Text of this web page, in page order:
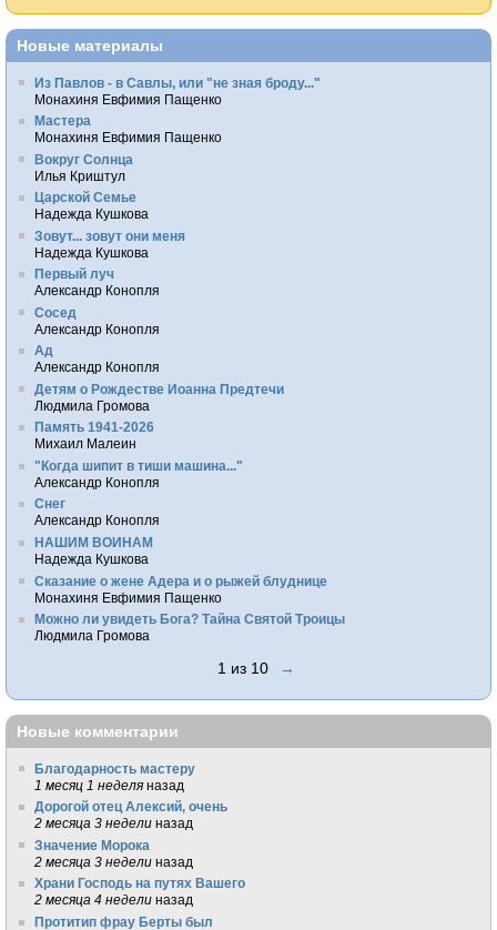
Новые материалы
Из Павлов - в Савлы, или "не зная броду..."
Монахиня Евфимия Пащенко
Мастера
Монахиня Евфимия Пащенко
Вокруг Солнца
Илья Криштул
Царской Семье
Надежда Кушкова
Зовут... зовут они меня
Надежда Кушкова
Первый луч
Александр Конопля
Сосед
Александр Конопля
Ад
Александр Конопля
Детям о Рождестве Иоанна Предтечи
Людмила Громова
Память 1941-2026
Михаил Малеин
"Когда шипит в тиши машина..."
Александр Конопля
Снег
Александр Конопля
НАШИМ ВОИНАМ
Надежда Кушкова
Сказание о жене Адера и о рыжей блуднице
Монахиня Евфимия Пащенко
Можно ли увидеть Бога? Тайна Святой Троицы
Людмила Громова
1 из 10 →
Новые комментарии
Благодарность мастеру
1 месяц 1 неделя назад
Дорогой отец Алексий, очень
2 месяца 3 недели назад
Значение Морока
2 месяца 3 недели назад
Храни Господь на путях Вашего
2 месяца 4 недели назад
Протитип фрау Берты был